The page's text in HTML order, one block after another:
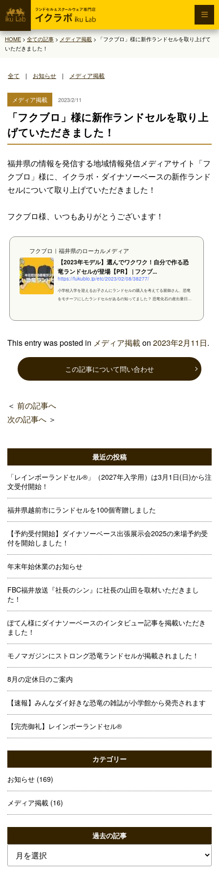
HOME > 全ての記事 > メディア掲載 >
「フクブロ」様に新作ランドセルを取り上げて
いただきました！
全て | お知らせ | メディア掲載
メディア掲載 2023/2/11
「フクブロ」様に新作ランドセルを取り上
げていただきました！
福井県の情報を発信する地域情報発信メディアサイト「フ
クブロ」様に、イクラボ・ダイナソーベースの新作ランド
セルについて取り上げていただきました！
フクブロ様、いつもありがとうございます！
フクブロ｜福井県のローカルメディア
【2023年モデル】選んでワクワク！自分で作る恐
竜ランドセルが登場【PR】 | フクブ...
https://fukublo.jp/etc/2023/02/08/38277/
小学校入学を迎えるお子さんにランドセルの購入を考えてる親御さん、恐竜
をモチーフにしたランドセルがあるの知ってました？ 恐竜化石の産出量日本
This entry was posted in メディア掲載on 2023年2月11日.
この記事について問い合わせ
＜ 前の記事へ
次の記事へ ＞
最近の投稿
「レインボーランドセル®」（2027年入学用）は3月1日(日)から注
文受付開始！
福井県越前市にランドセルを100個寄贈しました
【予約受付開始】ダイナソーベース出張展示会2025の来場予約受
付を開始しました！
年末年始休業のお知らせ
FBC福井放送『社長のシン』に社長の山田を取材いただきまし
た！
ぽてん様にダイナソーベースのインタビュー記事を掲載いただき
ました！
モノマガジンにストロング恐竜ランドセルが掲載されました！
8月の定休日のご案内
【速報】みんなダイ好きな恐竜の雑誌が小学館から発売されます
【完売御礼】レインボーランドセル®
カテゴリー
お知らせ (169)
メディア掲載 (16)
過去の記事
去